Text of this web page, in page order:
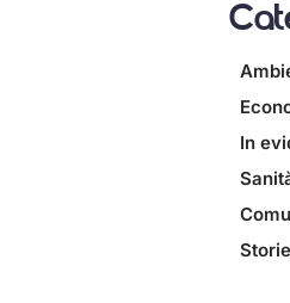
In